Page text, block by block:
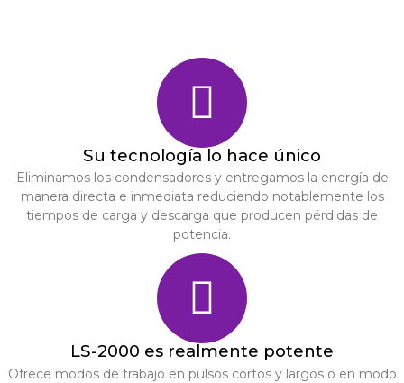
Su tecnología lo hace único
Eliminamos los condensadores y entregamos la energía de
manera directa e inmediata reduciendo notablemente los
tiempos de carga y descarga que producen pérdidas de
potencia.
LS-2000 es realmente potente
Ofrece modos de trabajo en pulsos cortos y largos o en modo